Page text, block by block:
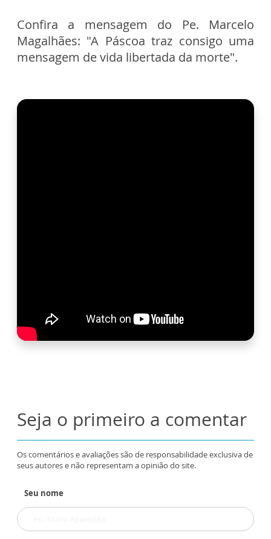
Confira a mensagem do Pe. Marcelo
Magalhães: "A Páscoa traz consigo uma
mensagem de vida libertada da morte".
Seja o primeiro a comentar
Os comentários e avaliações são de responsabilidade exclusiva de
seus autores e não representam a opinião do site.
Seu nome